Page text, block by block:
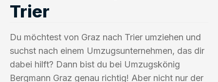
Trier
Du möchtest von Graz nach Trier umziehen und
suchst nach einem Umzugsunternehmen, das dir
dabei hilft? Dann bist du bei Umzugskönig
Bergmann Graz genau richtig! Aber nicht nur der